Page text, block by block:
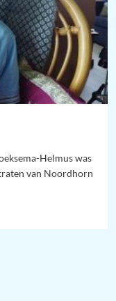
Helmus was
van Noordhorn